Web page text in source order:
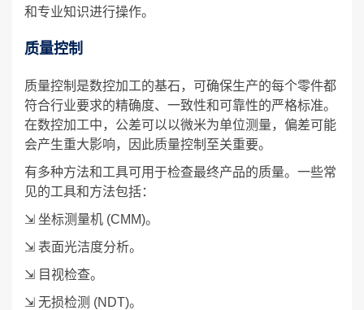
和专业知识进行操作。
质量控制
质量控制是数控加工的基石，可确保生产的每个零件都
符合行业要求的精确度、一致性和可靠性的严格标准。
在数控加工中，公差可以以微米为单位测量，偏差可能
会产生重大影响，因此质量控制至关重要。
有多种方法和工具可用于检查最终产品的质量。一些常
见的工具和方法包括：
⇲ 坐标测量机 (CMM)。
⇲ 表面光洁度分析。
⇲ 目视检查。
⇲ 无损检测 (NDT)。